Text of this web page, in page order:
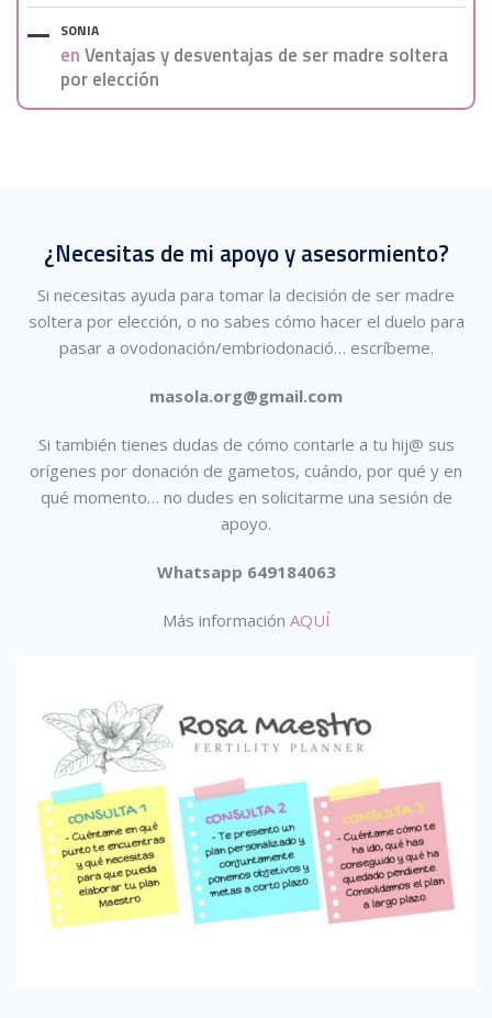
SONIA
enVentajas y desventajas de ser madre soltera
por elección
¿Necesitas de mi apoyo y asesormiento?
Si necesitas ayuda para tomar la decisión de ser madre
soltera por elección, o no sabes cómo hacer el duelo para
pasar a ovodonación/embriodonació… escríbeme.
masola.org@gmail.com
Si también tienes dudas de cómo contarle a tu hij@ sus
orígenes por donación de gametos, cuándo, por qué y en
qué momento… no dudes en solicitarme una sesión de
apoyo.
Whatsapp 649184063
Más información AQUÍ